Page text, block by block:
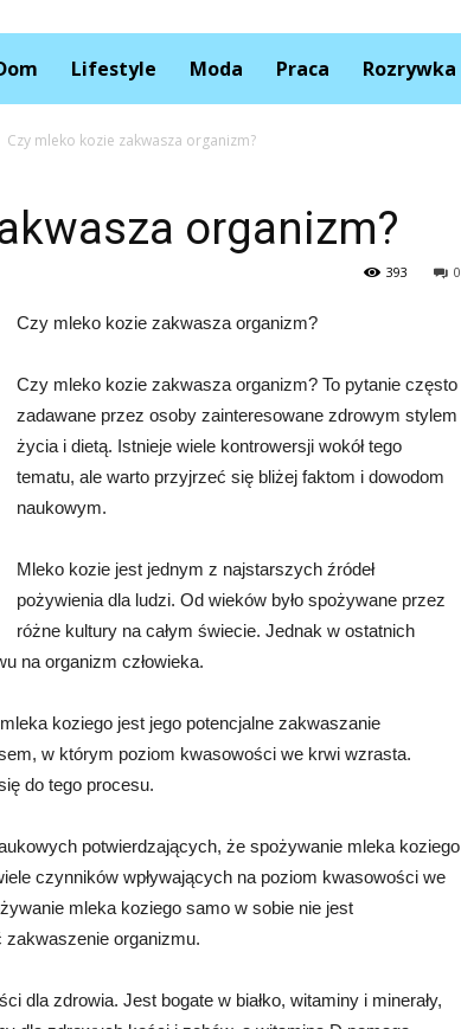
Lifestyle Moda Praca Rozrywka
Czy mleko kozie zakwasza organizm?
organizm?
0
393
Czy mleko kozie zakwasza organizm?
Czy mleko kozie zakwasza organizm? To pytanie często
zadawane przez osoby zainteresowane zdrowym stylem
życia i dietą. Istnieje wiele kontrowersji wokół tego
tematu, ale warto przyjrzeć się bliżej faktom i dowodom
naukowym.
Mleko kozie jest jednym z najstarszych źródeł
pożywienia dla ludzi. Od wieków było spożywane przez
różne kultury na całym świecie. Jednak w ostatnich
na organizm człowieka.
koziego jest jego potencjalne zakwaszanie
w którym poziom kwasowości we krwi wzrasta.
do tego procesu.
potwierdzających, że spożywanie mleka koziego
czynników wpływających na poziom kwasowości we
mleka koziego samo w sobie nie jest
organizmu.
dla zdrowia. Jest bogate w białko, witaminy i minerały,